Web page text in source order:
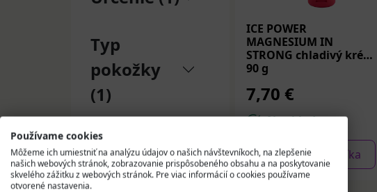
Typ
pokožky
(1)
Doplnok
na (4)
ICE POWER
MAGNESIUM IN
STRONG chladivý krém
90 g
7,70 €
Na sklade
Vložiť do košíka
Používame cookies
Môžeme ich umiestniť na analýzu údajov o našich návštevníkoch, na zlepšenie
našich webových stránok, zobrazovanie prispôsobeného obsahu a na poskytovanie
skvelého zážitku z webových stránok. Pre viac informácií o cookies používame
otvorené nastavenia.